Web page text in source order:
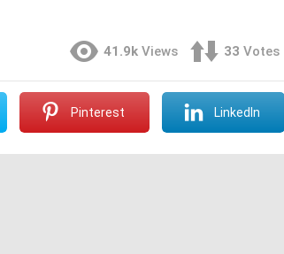
41.9k Views 33 Votes
Pinterest LinkedIn